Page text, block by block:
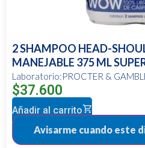
2 SHAMPOO HEAD-
MANEJABLE 375 ML
Laboratorio:PROCTER &
$37.600
Añadir al carrito